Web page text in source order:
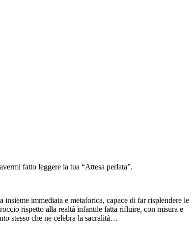
fatto leggere la tua “Attesa perlata”.
immediata e metaforica, capace di far risplendere le
rispetto alla realtà infantile fatta rifluire, con misura e
stesso che ne celebra la sacralità…